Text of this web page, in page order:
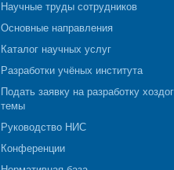
Научные труды сотрудников
Основные направления
Каталог научных услуг
Разработки учёных института
Подать заявку на разработку
темы
Руководство НИС
Конференции